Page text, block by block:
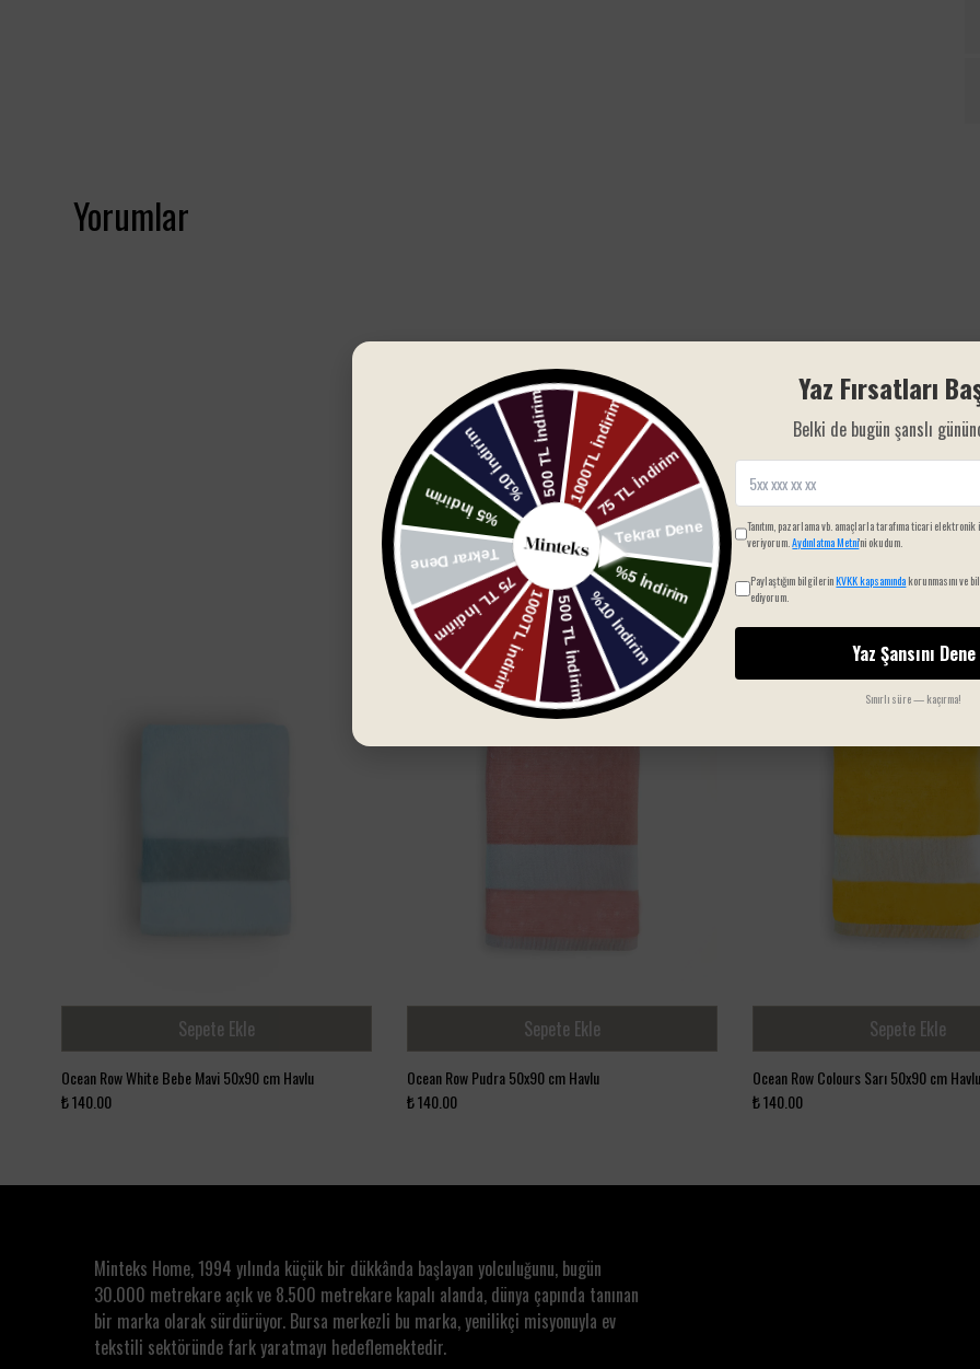
Yorumlar
Yorum bulunamadı
SIZIN İÇIN SEÇTIKLERIMIZ
Sepete Ekle
Ocean Row White Bebe Mavi 50x90 cm Havlu
₺ 140.00
Sepete Ekle
Ocean Row Pudra 50x90 cm Havlu
₺ 140.00
Sepete Ekle
Ocean Row Colours Sarı 50x90 cm Havlu
₺ 140.00
Minteks Home, 1994 yılında küçük bir dükkânda başlayan yolculuğunu, bugün
30.000 metrekare açık ve 8.500 metrekare kapalı alanda, dünya çapında tanınan
bir marka olarak sürdürüyor. Bursa merkezli bu marka, yenilikçi misyonuyla ev
tekstili sektöründe fark yaratmayı hedeflemektedir.
Yaz Fırsatları
Belki de bugün şanslı
Tanıtım, pazarlama vb. amaçlarla tarafıma ticari
veriyorum.Aydınlatma Metni'ni okudum.
Paylaştığım bilgilerinKVKK kapsamında korunmasını ve
ediyorum.
Yaz Şansını Dene
Sınırlı süre — kaçırma!